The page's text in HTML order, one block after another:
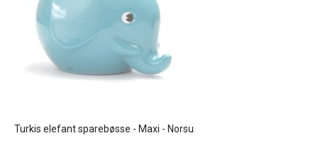
Turkis elefant sparebøsse - Maxi - Norsu